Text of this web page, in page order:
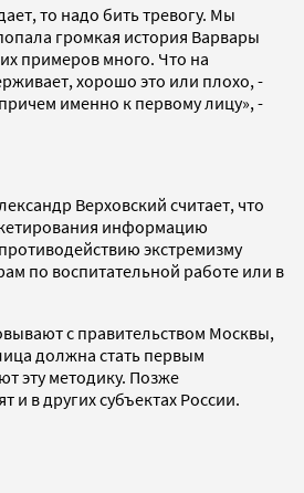
то надо бить тревогу. Мы
громкая история Варвары
примеров много. Что на
хорошо это или плохо, -
именно к первому лицу», -
Верховский считает, что
информацию
экстремизму
по воспитательной работе или в
с правительством Москвы,
должна стать первым
эту методику. Позже
и в других субъектах России.